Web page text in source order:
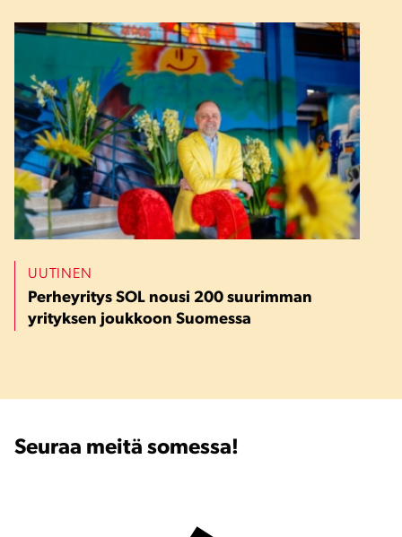
UUTINEN
Perheyritys SOL nousi 200 suurimman
yrityksen joukkoon Suomessa
Seuraa meitä somessa!